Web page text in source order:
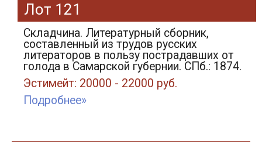
Лот 121
Складчина. Литературный сборник,
составленный из трудов русских
литераторов в пользу пострадавших от
голода в Самарской губернии. СПб.: 1874.
Эстимейт: 20000 - 22000 руб.
Подробнее»